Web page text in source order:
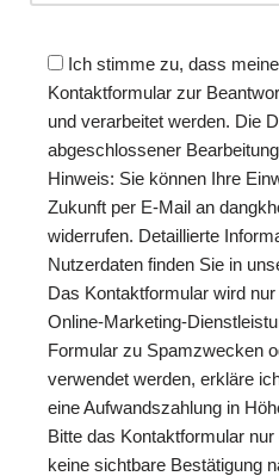
Ich stimme zu, dass
Kontaktformular zur
und verarbeitet werden. Die
abgeschlossener
Hinweis: Sie können Ihre
Zukunft per E-Mail an
widerrufen. Detaillierte
Nutzerdaten finden Sie in
Das Kontaktformular wird
Online-Marketing-
Formular zu Spamzwecken
verwendet werden, erkläre
eine Aufwandszahlung in
Bitte das Kontaktformular
keine sichtbare Bestätigung